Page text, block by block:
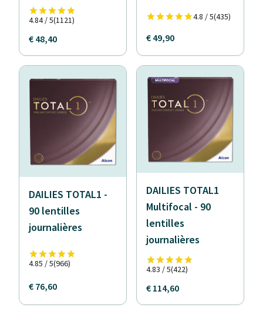
4.84 / 5(1121)
€ 48,40
4.8 / 5(435)
€ 49,90
DAILIES TOTAL1 -
90 lentilles
journalières
4.85 / 5(966)
€ 76,60
DAILIES TOTAL1
Multifocal - 90
lentilles
journalières
4.83 / 5(422)
€ 114,60